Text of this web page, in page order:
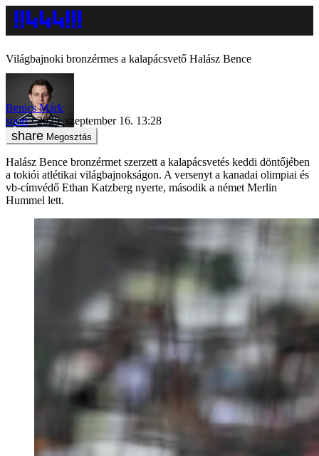
Világbajnoki bronzérmes a kalapácsvető Halász Bence
Benics Márk
sport
2025. szeptember 16. 13:28
Megosztás
Halász Bence bronzérmet szerzett a kalapácsvetés keddi döntőjében
a tokiói atlétikai világbajnokságon. A versenyt a kanadai olimpiai és
vb-címvédő Ethan Katzberg nyerte, második a német Merlin
Hummel lett.